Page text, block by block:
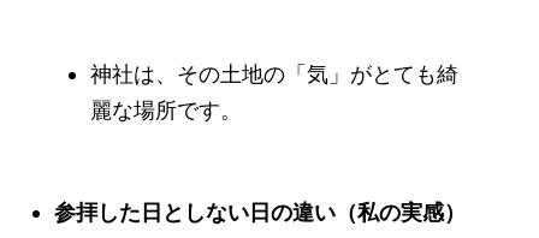
神社は、その土地の「気」がとても綺
麗な場所です。
参拝した日としない日の違い（私の実感）